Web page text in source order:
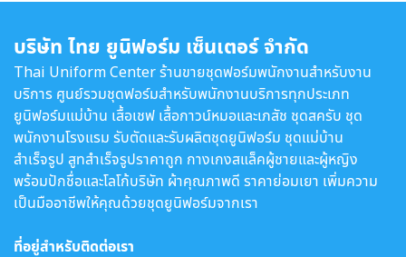
บริษัท ไทย ยูนิฟอร์ม เซ็นเตอร์ จำกัด
Thai Uniform Center ร้านขายชุดฟอร์มพนักงานสำหรับงาน
บริการ ศูนย์รวมชุดฟอร์มสำหรับพนักงานบริการทุกประเภท
ยูนิฟอร์มแม่บ้าน เสื้อเชฟ เสื้อกาวน์หมอและเภสัช ชุดสครับ ชุด
พนักงานโรงแรม รับตัดและรับผลิตชุดยูนิฟอร์ม ชุดแม่บ้าน
สำเร็จรูป สูทสำเร็จรูปราคาถูก กางเกงสแล็คผู้ชายและผู้หญิง
พร้อมปักชื่อและโลโก้บริษัท ผ้าคุณภาพดี ราคาย่อมเยา เพิ่มความ
เป็นมืออาชีพให้คุณด้วยชุดยูนิฟอร์มจากเรา
ที่อยู่สำหรับติดต่อเรา